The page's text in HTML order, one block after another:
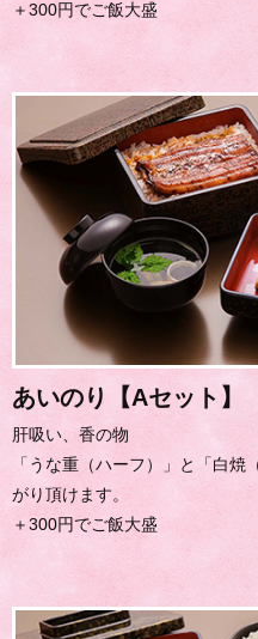
＋300円でご飯大盛
あいのり【Aセット】
肝吸い、香の物
「うな重（ハーフ）」と「白
がり頂けます。
＋300円でご飯大盛